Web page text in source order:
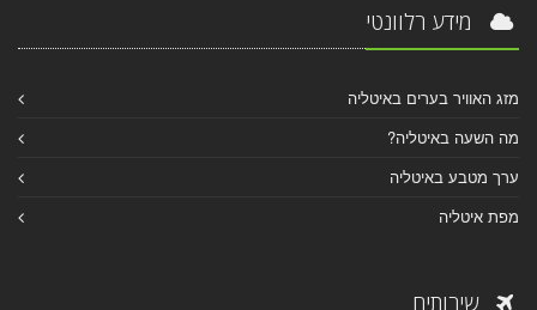
מידע רלוונטי
מזג האוויר בערים באיטליה
מה השעה באיטליה?
ערך מטבע באיטליה
מפת איטליה
שירותים